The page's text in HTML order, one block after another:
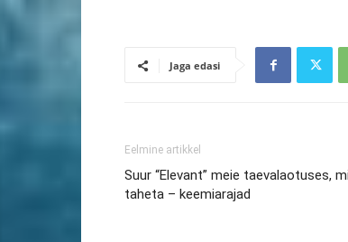
Jaga edasi
Eelmine artikkel
Suur “Elevant” meie taevalaotuses,
taheta – keemiarajad